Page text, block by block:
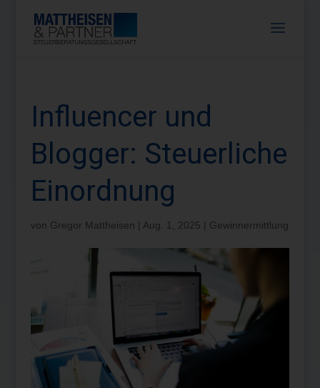
Influencer und
Blogger: Steuerliche
Einordnung
von Gregor Mattheisen Aug. 1, 2025 Gewinnermittlung